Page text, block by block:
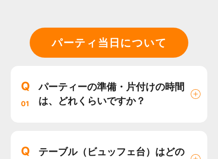
パーティ当日について
Q
01
パーティーの準備・片付けの時間
は、どれくらいですか？
Q
テーブル（ビュッフェ台）はどの